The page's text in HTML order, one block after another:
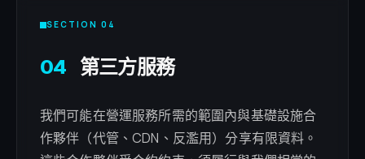
SECTION 04
04 第三方服務
我們可能在營運服務所需的範圍內與基礎設施合
作夥伴（代管、CDN、反濫用）分享有限資料。